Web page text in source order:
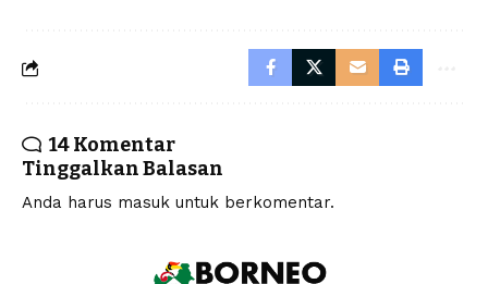
14 Komentar
Tinggalkan Balasan
Anda harus masuk untuk berkomentar.